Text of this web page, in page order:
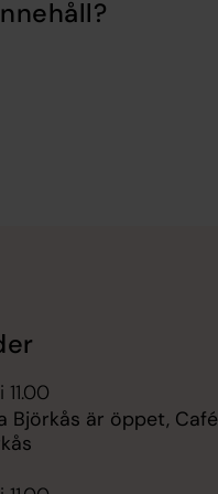
Björkås är öppet, Café